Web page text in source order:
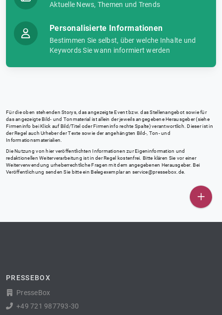
Aktuelle News, Themen und Trends
Personalisierte Informationen
Bestimmen Sie selbst, über welche Inhalte und
Keywords Sie wann informiert werden
Für die oben stehenden Storys, das angezeigte Event bzw. das Stellenangebot sowie für
das angezeigte Bild- und Tonmaterial ist allein der jeweils angegebene Herausgeber (siehe
Firmeninfo bei Klick auf Bild/Titel oder Firmeninfo rechte Spalte) verantwortlich. Dieser ist in
der Regel auch Urheber der Texte sowie der angehängten Bild-, Ton- und
Informationsmaterialien.
Die Nutzung von hier veröffentlichten Informationen zur Eigeninformation und
redaktionellen Weiterverarbeitung ist in der Regel kostenfrei. Bitte klären Sie vor einer
Weiterverwendung urheberrechtliche Fragen mit dem angegebenen Herausgeber. Bei
Veröffentlichung senden Sie bitte ein Belegexemplar an service@pressebox.de
PRESSEBOX
PresseBox
+49 721 987793-30